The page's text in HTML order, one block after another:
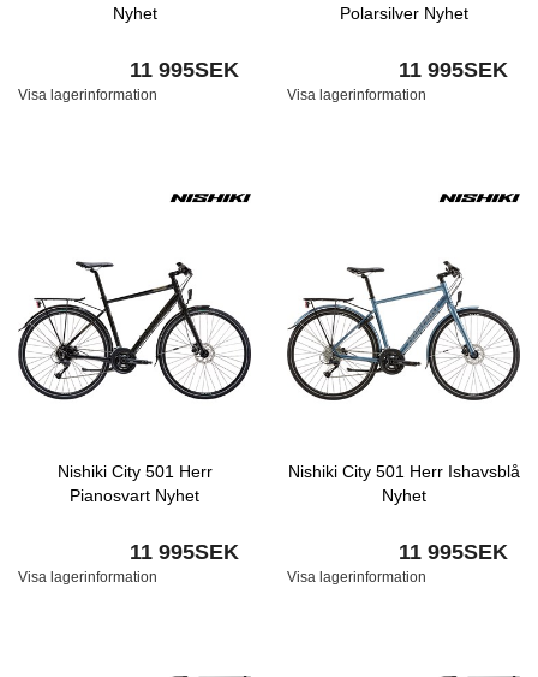
Nyhet
11 995SEK
Visa lagerinformation
Polarsilver Nyhet
11 995SEK
Visa lagerinformation
Nishiki City 501 Herr
Pianosvart Nyhet
11 995SEK
Visa lagerinformation
Nishiki City 501 Herr Ishavsblå
Nyhet
11 995SEK
Visa lagerinformation